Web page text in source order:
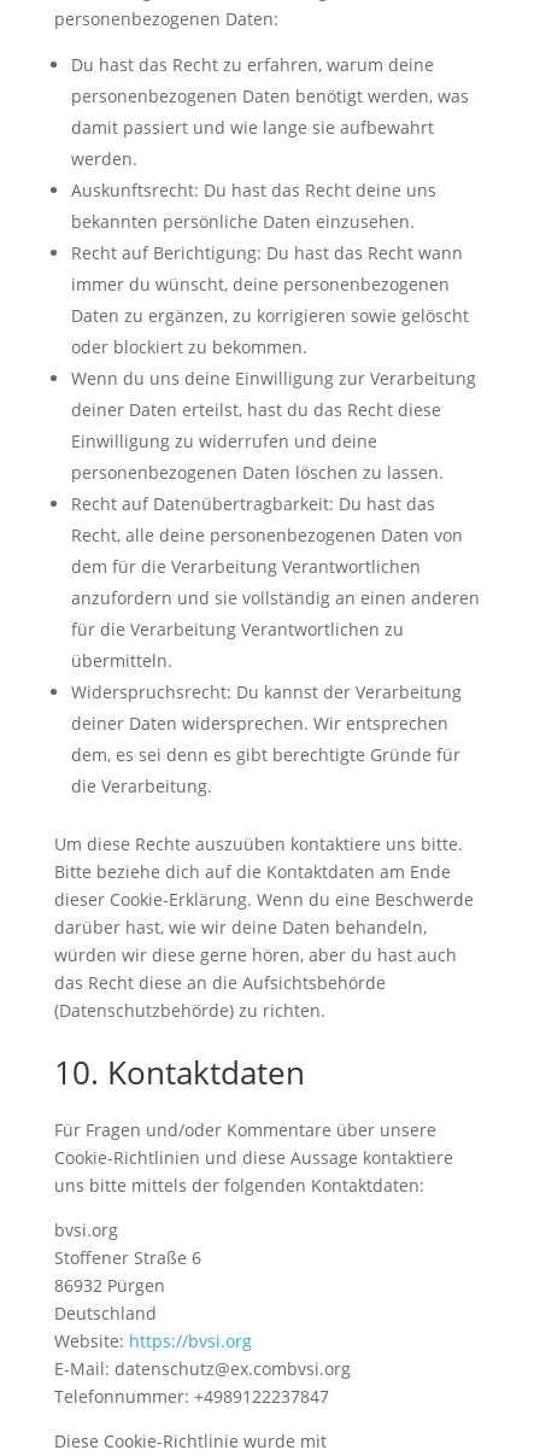
personenbezogenen Daten:
Du hast das Recht zu erfahren, warum deine
personenbezogenen Daten benötigt werden, was
damit passiert und wie lange sie aufbewahrt
werden.
Auskunftsrecht: Du hast das Recht deine uns
bekannten persönliche Daten einzusehen.
Recht auf Berichtigung: Du hast das Recht wann
immer du wünscht, deine personenbezogenen
Daten zu ergänzen, zu korrigieren sowie gelöscht
oder blockiert zu bekommen.
Wenn du uns deine Einwilligung zur Verarbeitung
deiner Daten erteilst, hast du das Recht diese
Einwilligung zu widerrufen und deine
personenbezogenen Daten löschen zu lassen.
Recht auf Datenübertragbarkeit: Du hast das
Recht, alle deine personenbezogenen Daten von
dem für die Verarbeitung Verantwortlichen
anzufordern und sie vollständig an einen anderen
für die Verarbeitung Verantwortlichen zu
übermitteln.
Widerspruchsrecht: Du kannst der Verarbeitung
deiner Daten widersprechen. Wir entsprechen
dem, es sei denn es gibt berechtigte Gründe für
die Verarbeitung.
Um diese Rechte auszuüben kontaktiere uns bitte.
Bitte beziehe dich auf die Kontaktdaten am Ende
dieser Cookie-Erklärung. Wenn du eine Beschwerde
darüber hast, wie wir deine Daten behandeln,
würden wir diese gerne hören, aber du hast auch
das Recht diese an die Aufsichtsbehörde
(Datenschutzbehörde) zu richten.
10. Kontaktdaten
Für Fragen und/oder Kommentare über unsere
Cookie-Richtlinien und diese Aussage kontaktiere
uns bitte mittels der folgenden Kontaktdaten:
bvsi.org
Stoffener Straße 6
86932 Pürgen
Deutschland
Website: https://bvsi.org
E-Mail: datenschutz@ex.combvsi.org
Telefonnummer: +4989122237847
Diese Cookie-Richtlinie wurde mit